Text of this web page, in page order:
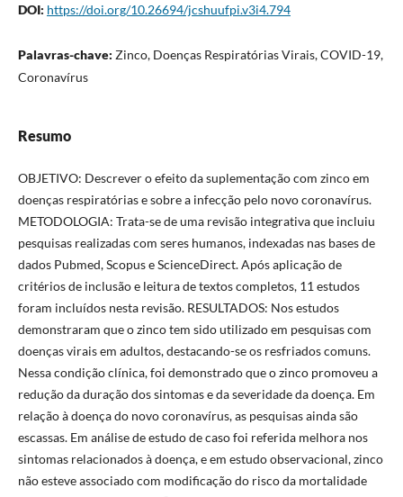
DOI: https://doi.org/10.26694/jcshuufpi.v3i4.794
Palavras-chave: Zinco, Doenças Respiratórias Virais, COVID-19,
Coronavírus
Resumo
OBJETIVO: Descrever o efeito da suplementação com zinco em
doenças respiratórias e sobre a infecção pelo novo coronavírus.
METODOLOGIA: Trata-se de uma revisão integrativa que incluiu
pesquisas realizadas com seres humanos, indexadas nas bases de
dados Pubmed, Scopus e ScienceDirect. Após aplicação de
critérios de inclusão e leitura de textos completos, 11 estudos
foram incluídos nesta revisão. RESULTADOS: Nos estudos
demonstraram que o zinco tem sido utilizado em pesquisas com
doenças virais em adultos, destacando-se os resfriados comuns.
Nessa condição clínica, foi demonstrado que o zinco promoveu a
redução da duração dos sintomas e da severidade da doença. Em
relação à doença do novo coronavírus, as pesquisas ainda são
escassas. Em análise de estudo de caso foi referida melhora nos
sintomas relacionados à doença, e em estudo observacional, zinco
não esteve associado com modificação do risco da mortalidade